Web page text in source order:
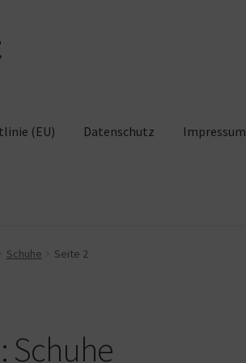
(EU) Datenschutz Impressum
Datenschutz
Schuhe Seite 2
Schuhe